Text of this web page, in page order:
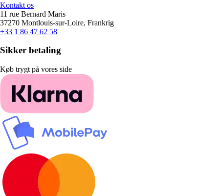
Kontakt os
11 rue Bernard Maris
37270 Montlouis-sur-Loire, Frankrig
+33 1 86 47 62 58
Sikker betaling
Køb trygt på vores side